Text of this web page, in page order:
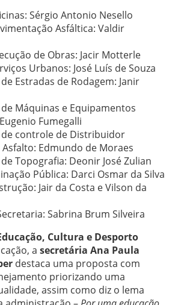
Sérgio Antonio Nesello
Asfáltica: Valdir
de Obras: Jacir Motterle
Urbanos: José Luís de Souza
Estradas de Rodagem: Janir
Máquinas e Equipamentos
Fumegalli
controle de Distribuidor
Edmundo de Moraes
Topografia: Deonir José Zulian
Pública: Darci Osmar da Silva
Jair da Costa e Vilson da
Sabrina Brum Silveira
Cultura e Desporto
a secretária Ana Paula
destaca uma proposta com
priorizando uma
assim como diz o lema